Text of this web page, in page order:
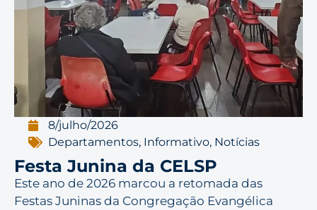
8/julho/2026
Departamentos, Informativo, Notícias
Festa Junina da CELSP
Este ano de 2026 marcou a retomada das
Festas Juninas da Congregação Evangélica